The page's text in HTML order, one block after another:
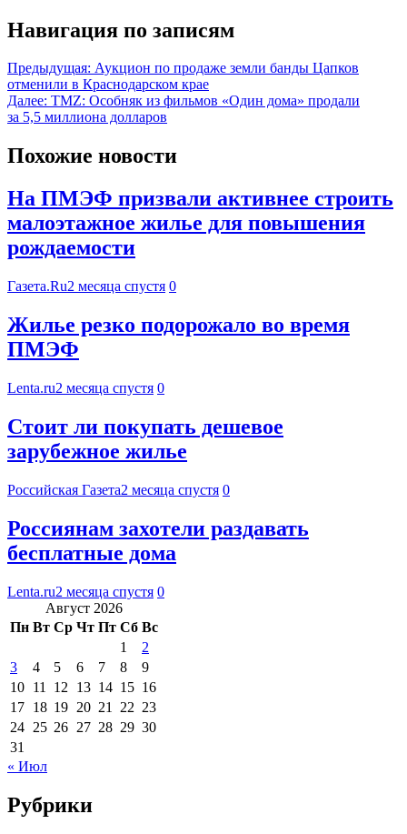
Навигация по записям
Предыдущая: Аукцион по продаже земли банды Цапков
отменили в Краснодарском крае
Далее: TMZ: Особняк из фильмов «Один дома» продали
за 5,5 миллиона долларов
Похожие новости
На ПМЭФ призвали активнее строить
малоэтажное жилье для повышения
рождаемости
Газета.Ru2 месяца спустя 0
Жилье резко подорожало во время
ПМЭФ
Lenta.ru2 месяца спустя 0
Стоит ли покупать дешевое
зарубежное жилье
Российская Газета2 месяца спустя 0
Россиянам захотели раздавать
бесплатные дома
Lenta.ru2 месяца спустя 0
Август 2026
Пн Вт Ср Чт Пт Сб Вс
1
2
3
4 5 6 7 8
9
10 11 12 13 14 15 16
17 18 19 20 21 22 23
24 25 26 27 28 29 30
31
« Июл
Рубрики